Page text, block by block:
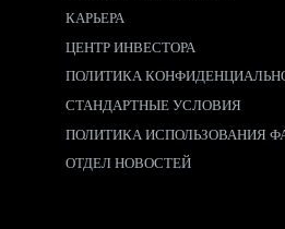
КАРЬЕРА
ЦЕНТР ИНВЕСТОРА
ПОЛИТИКА
СТАНДАРТНЫЕ УСЛОВИЯ
ПОЛИТИКА ИСПОЛЬЗОВАНИЯ
ОТДЕЛ НОВОСТЕЙ